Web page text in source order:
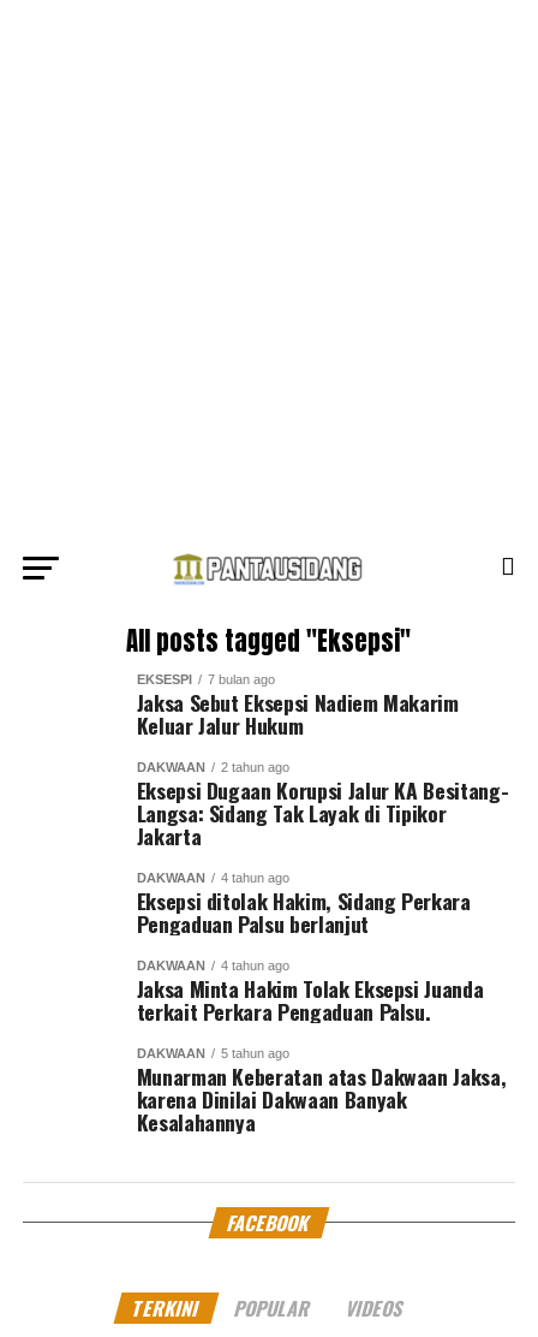
All posts tagged "Eksepsi"
EKSESPI 7 bulan ago
Jaksa Sebut Eksepsi Nadiem Makarim
Keluar Jalur Hukum
DAKWAAN 2 tahun ago
Eksepsi Dugaan Korupsi Jalur KA Besitang-
Langsa: Sidang Tak Layak di Tipikor
Jakarta
DAKWAAN 4 tahun ago
Eksepsi ditolak Hakim, Sidang Perkara
Pengaduan Palsu berlanjut
DAKWAAN 4 tahun ago
Jaksa Minta Hakim Tolak Eksepsi Juanda
terkait Perkara Pengaduan Palsu.
DAKWAAN 5 tahun ago
Munarman Keberatan atas Dakwaan Jaksa,
karena Dinilai Dakwaan Banyak
Kesalahannya
FACEBOOK
TERKINI POPULAR VIDEOS